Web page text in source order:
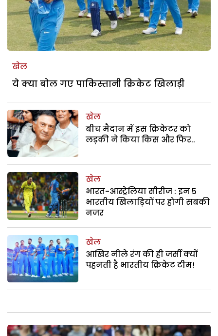
खेल
ये क्या बोल गए पाकिस्तानी क्रिकेट खिलाड़ी
खेल
बीच मैदान में इस क्रिकेटर को
लड़की ने किया किस और फिर..
खेल
भारत-आस्ट्रेलिया सीरीज : इन 5
भारतीय खिलाड़ियों पर होगी सबकी
नजर
खेल
आखिर नीले रंग की ही जर्सी क्यों
पहनती है भारतीय क्रिकेट टीम!